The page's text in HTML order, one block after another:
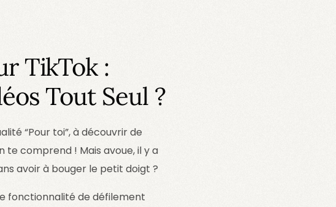
TikTok :
Tout Seul ?
“Pour toi”, à découvrir de
comprend ! Mais avoue, il y a
avoir à bouger le petit doigt ?
fonctionnalité de défilement